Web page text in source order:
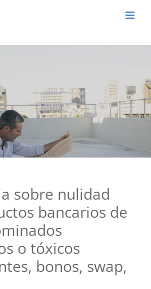
sobre nulidad
bancarios de
o tóxicos
bonos, swap,